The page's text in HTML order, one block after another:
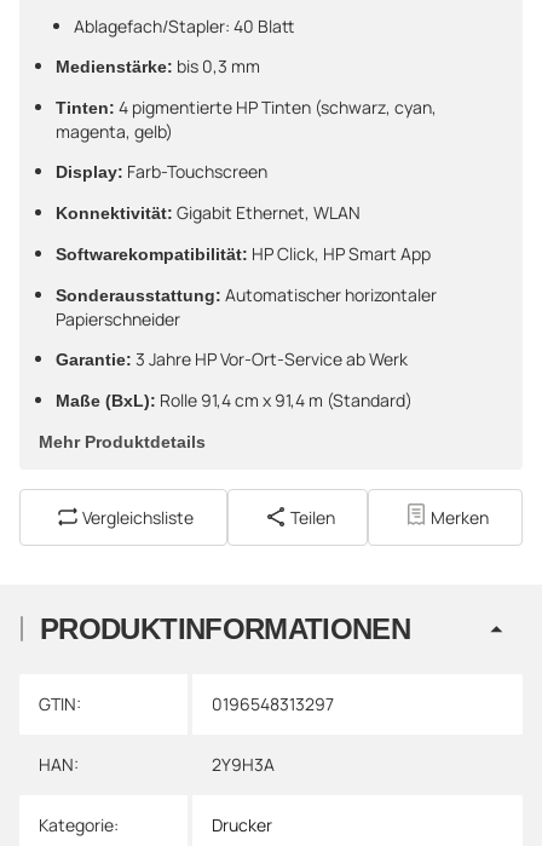
Ablagefach/Stapler: 40 Blatt
Medienstärke: bis 0,3 mm
Tinten: 4 pigmentierte HP Tinten (schwarz, cyan,
magenta, gelb)
Display: Farb-Touchscreen
Konnektivität: Gigabit Ethernet, WLAN
Softwarekompatibilität: HP Click, HP Smart App
Sonderausstattung: Automatischer horizontaler
Papierschneider
Garantie: 3 Jahre HP Vor-Ort-Service ab Werk
Maße (BxL): Rolle 91,4 cm x 91,4 m (Standard)
Mehr Produktdetails
Vergleichsliste Teilen Merken
PRODUKTINFORMATIONEN
Produkteigenschaft
Wert
GTIN: 0196548313297
HAN: 2Y9H3A
Kategorie: Drucker